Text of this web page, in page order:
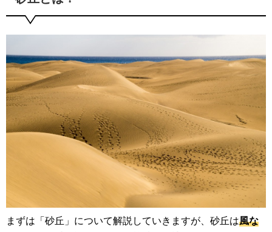
まずは「砂丘」について解説していきますが、砂丘は風な